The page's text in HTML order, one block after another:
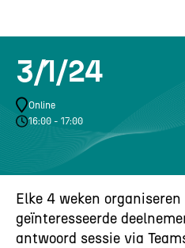
3/1/24
Online
16:00 - 17:00
Elke 4 weken
geïnteresseerde
antwoord sessie via